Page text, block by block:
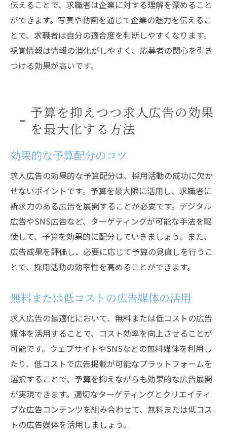
伝えることで、求職者は企業に対する理解を深めること
ができます。写真や動画を通じて企業の魅力を伝えるこ
とで、求職者は自分の適合度を判断しやすくなります。
視覚情報は情報の消化がしやすく、応募者の関心を引き
つける効果が高いです。
予算を抑えつつ求人広告の効果
を最大化する方法
効果的な予算配分のコツ
求人広告の効果的な予算配分は、採用活動の成功に欠か
せないポイントです。予算を最大限に活用し、求職者に
訴求力のある広告を展開することが必要です。デジタル
広告やSNS広告など、ターゲティングが可能な手法を駆
使して、予算を効果的に配分していきましょう。また、
広告成果を評価し、必要に応じて予算の見直しを行うこ
とで、採用活動の効率性を高めることができます。
無料または低コストの広告媒体の活用
求人広告の最適化において、無料または低コストの広告
媒体を活用することで、コスト効率を向上させることが
可能です。ウェブサイトやSNSなどの無料媒体を利用し
たり、低コストで広告掲載が可能なプラットフォームを
選択することで、予算を抑えながらも効果的な広告展開
が実現できます。適切なターゲティングとクリエイティ
ブな広告コンテンツを組み合わせて、無料または低コス
トの広告媒体を活用しましょう。